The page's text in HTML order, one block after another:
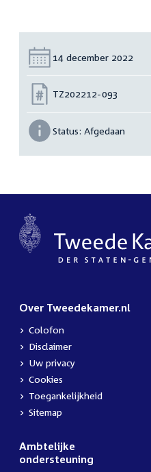
Datum:
14 december 2022
Nummer:
TZ202212-093
Status: Afgedaan
Over Tweedekamer.nl
Colofon
Disclaimer
Uw privacy
Cookies
Toegankelijkheid
Sitemap
Ambtelijke
ondersteuning